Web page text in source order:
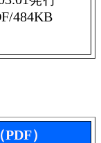
484KB
）